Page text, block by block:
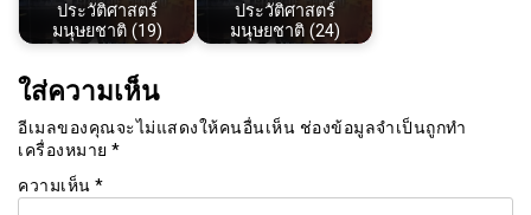
ประวัติศาสตร์
มนุษยชาติ (19)
ประวัติศาสตร์
มนุษยชาติ (24)
ใส่ความเห็น
อีเมลของคุณจะไม่แสดงให้คนอื่นเห็น ช่องข้อมูลจำเป็นถูกทำ
เครื่องหมาย *
ความเห็น *